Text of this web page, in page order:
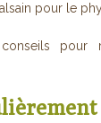
pour le
pour